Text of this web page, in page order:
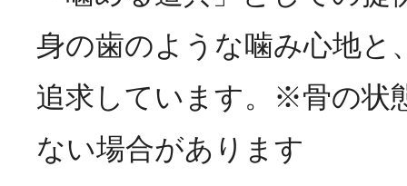
身の歯のような噛み心地と
追求しています。
※骨の状
ない場合があります